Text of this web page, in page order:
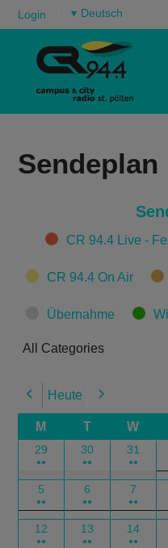
Login ▾
Sendeplan
CategoriesCR 94.4 Live -
CR 94.4 On Air
Übernahme
All Categories
Previous
Heute Next
M T W
29
●●
30
●●
31
●●
5
●●
6
●●
7
●●
12
●●
13
●●
14
●●